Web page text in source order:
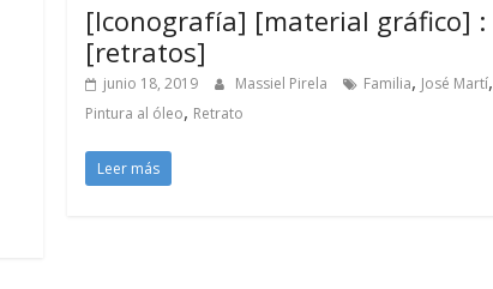
[Iconografía] [material gráfico] :
[retratos]
junio 18, 2019 Massiel Pirela Familia, José Martí,
Pintura al óleo, Retrato
Leer más